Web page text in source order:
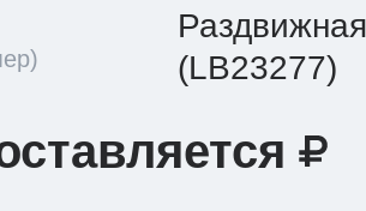
(LB23277)